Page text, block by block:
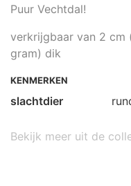
Puur Vechtdal!
verkrijgbaar van 2 cm
gram) dik
KENMERKEN
slachtdier
Bekijk meer uit de